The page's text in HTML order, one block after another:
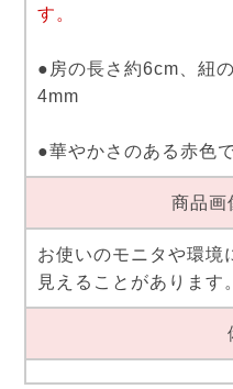
す。
●房の長さ約6cm、紐
4mm
●華やかさのある赤色で
商品画
お使いのモニタや環境
見えることがあります